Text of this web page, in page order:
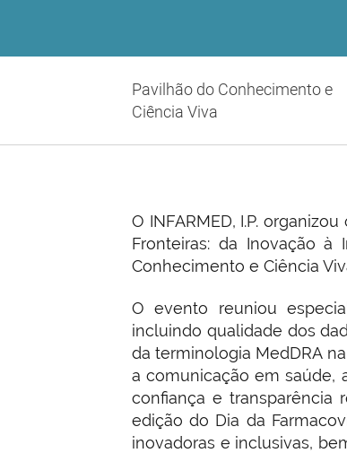
Pavilhão do Conhecimento e
Ciência Viva
O INFARMED, I.P.
Fronteiras: da Inovação
Conhecimento e Ciência
O evento reuniou
incluindo qualidade dos
da terminologia MedDRA
a comunicação em saúde,
confiança e transparência
edição do Dia da
inovadoras e inclusivas,